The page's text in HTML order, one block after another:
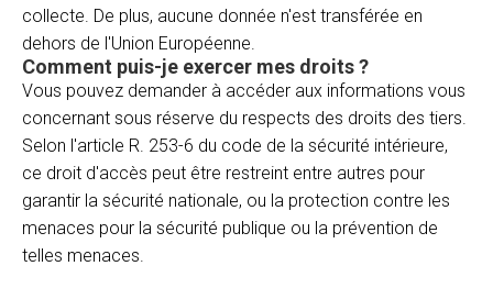
collecte. De plus, aucune donnée n'est transférée en
dehors de l'Union Européenne.
Comment puis-je exercer mes droits ?
Vous pouvez demander à accéder aux informations vous
concernant sous réserve du respects des droits des tiers.
Selon l'article R. 253-6 du code de la sécurité intérieure,
ce droit d'accès peut être restreint entre autres pour
garantir la sécurité nationale, ou la protection contre les
menaces pour la sécurité publique ou la prévention de
telles menaces.